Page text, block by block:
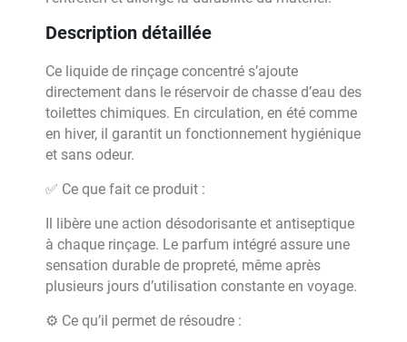
Description détaillée
Ce liquide de rinçage concentré s’ajoute
directement dans le réservoir de chasse d’eau des
toilettes chimiques. En circulation, en été comme
en hiver, il garantit un fonctionnement hygiénique
et sans odeur.
✅ Ce que fait ce produit :
Il libère une action désodorisante et antiseptique
à chaque rinçage. Le parfum intégré assure une
sensation durable de propreté, même après
plusieurs jours d’utilisation constante en voyage.
⚙️ Ce qu’il permet de résoudre :